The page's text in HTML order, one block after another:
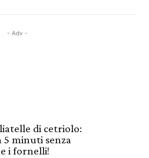
- Adv -
di cetriolo:
minuti senza
i fornelli!